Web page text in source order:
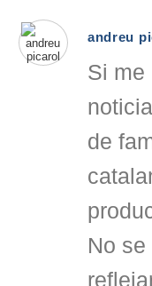
andreu
Si me
de
No